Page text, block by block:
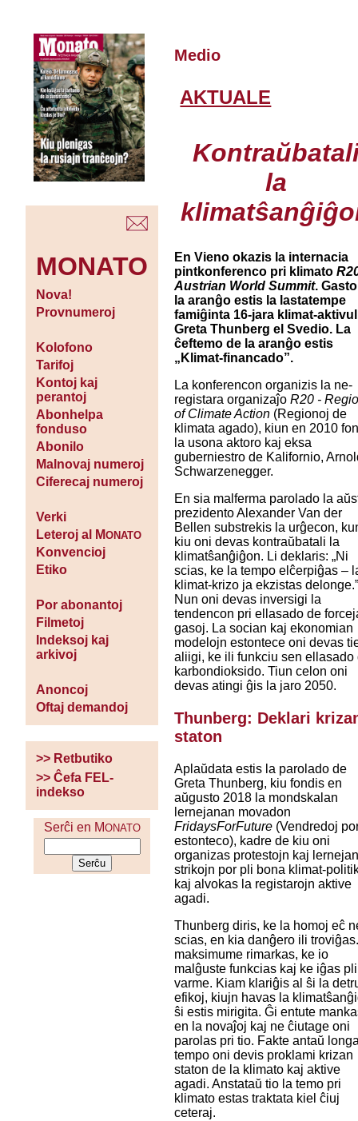
MONATO
Nova!
Provnumeroj
Kolofono
Tarifoj
Kontoj kaj
perantoj
Abonhelpa
fonduso
Abonilo
Malnovaj numeroj
Ciferecaj numeroj
Verki
Leteroj al MONATO
Konvencioj
Etiko
Por abonantoj
Filmetoj
Indeksoj kaj
arkivoj
Anoncoj
Oftaj demandoj
>> Retbutiko
>> Ĉefa FEL-
indekso
Serĉi en MONATO
Medio
AKTUALE
la
En Vieno okazis la internacia
pintkonferenco pri klimato
Austrian World Summit.
la aranĝo estis la lastatempe
famiĝinta 16-jara klimat-
Greta Thunberg el Svedio. La
ĉeftemo de la aranĝo estis
„Klimat-financado”.
La konferencon organizis la ne-
registara organizaĵoR20 -
of Climate Action (Regionoj de
klimata agado), kiun en 2010
la usona aktoro kaj eksa
guberniestro de Kalifornio,
Schwarzenegger.
En sia malferma parolado la
prezidento Alexander Van der
Bellen substrekis la urĝecon,
kiu oni devas kontraŭbatali la
klimatŝanĝiĝon. Li deklaris: „Ni
scias, ke la tempo elĉerpiĝas –
klimat-krizo ja ekzistas
Nun oni devas inversigi la
tendencon pri ellasado de
gasoj. La socian kaj ekonomian
modelojn estontece oni devas
aliigi, ke ili funkciu sen ellasado
karbondioksido. Tiun celon oni
devas atingi ĝis la jaro 2050.
Thunberg: Deklari
staton
Aplaŭdata estis la parolado de
Greta Thunberg, kiu fondis en
aŭgusto 2018 la mondskalan
lernejanan movadon
FridaysForFuture (Vendredoj
estonteco), kadre de kiu oni
organizas protestojn kaj
strikojn por pli bona klimat-
kaj alvokas la registarojn aktive
agadi.
Thunberg diris, ke la homoj eĉ
scias, en kia danĝero ili
maksimume rimarkas, ke io
malĝuste funkcias kaj ke iĝas pli
varme. Kiam klariĝis al ŝi la
efikoj, kiujn havas la
ŝi estis mirigita. Ĝi entute
en la novaĵoj kaj ne ĉiutage oni
parolas pri tio. Fakte antaŭ
tempo oni devis proklami krizan
staton de la klimato kaj aktive
agadi. Anstataŭ tio la temo pri
klimato estas traktata kiel ĉiuj
ceteraj.